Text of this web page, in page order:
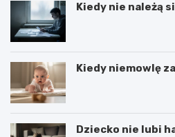
Kiedy nie należą
Kiedy niemowlę
Dziecko nie lubi